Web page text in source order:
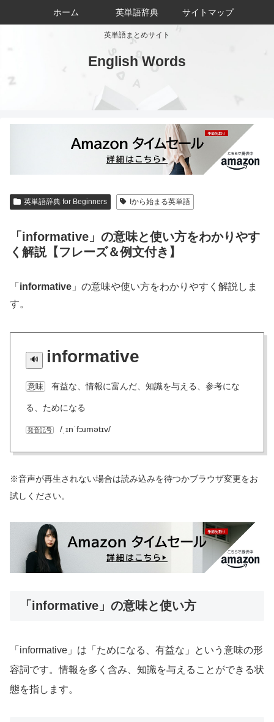
英単語まとめサイト
English Words
ホーム 英単語辞典 サイトマップ
英単語辞典 for Beginners Iから始まる英単語
「informative」の意味と使い方をわかりやす
く解説【フレーズ＆例文付き】
「 informative 」の意味や使い方をわかりやすく解説しま
す。
informative
意味 有益な、情報に富んだ、知識を与える、参考にな
る、ためになる
発音記号 /ˌɪnˈfɔɹmətɪv/
※音声が再生されない場合は読み込みを待つかブラウザ変更をお
試しください。
「informative」の意味と使い方
「informative」は「ためになる、有益な」という意味の形
容詞です。情報を多く含み、知識を与えることができる状
態を指します。